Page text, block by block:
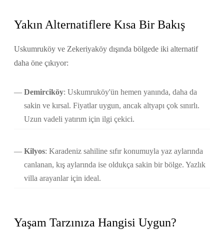
Yakın Alternatiflere Kısa Bir Bakış
Uskumruköy ve Zekeriyaköy dışında bölgede iki alternatif
daha öne çıkıyor:
Demirciköy: Uskumruköy'ün hemen yanında, daha da
sakin ve kırsal. Fiyatlar uygun, ancak altyapı çok sınırlı.
Uzun vadeli yatırım için ilgi çekici.
Kilyos: Karadeniz sahiline sıfır konumuyla yaz aylarında
canlanan, kış aylarında ise oldukça sakin bir bölge. Yazlık
villa arayanlar için ideal.
Yaşam Tarzınıza Hangisi Uygun?